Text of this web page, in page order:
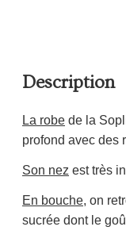
Description
La robe de la
profond avec des
Son nez est très
En bouche, on
sucrée dont le